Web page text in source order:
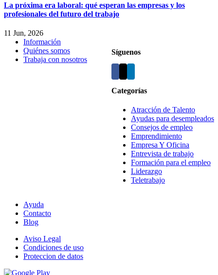
La próxima era laboral: qué esperan las empresas y los
profesionales del futuro del trabajo
11 Jun, 2026
Síguenos
Categorías
Atracción de Talento
Ayudas para desempleados
Consejos de empleo
Emprendimiento
Empresa Y Oficina
Entrevista de trabajo
Formación para el empleo
Liderazgo
Teletrabajo
Información
Quiénes somos
Trabaja con nosotros
Ayuda
Contacto
Blog
Aviso Legal
Condiciones de uso
Proteccion de datos